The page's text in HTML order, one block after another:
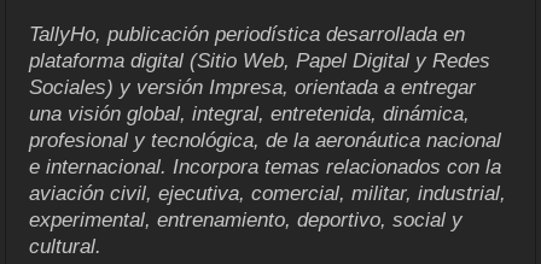
TallyHo, publicación periodística desarrollada en
plataforma digital (Sitio Web, Papel Digital y Redes
Sociales) y versión Impresa, orientada a entregar
una visión global, integral, entretenida, dinámica,
profesional y tecnológica, de la aeronáutica nacional
e internacional. Incorpora temas relacionados con la
aviación civil, ejecutiva, comercial, militar, industrial,
experimental, entrenamiento, deportivo, social y
cultural.